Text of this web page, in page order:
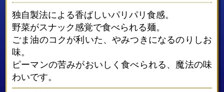
独自製法による香ばしいパリパリ食感。
野菜がスナック感覚で食べられる麺。
ごま油のコクが利いた、やみつきになるのりしお
味。
ピーマンの苦みがおいしく食べられる、魔法の味
わいです。